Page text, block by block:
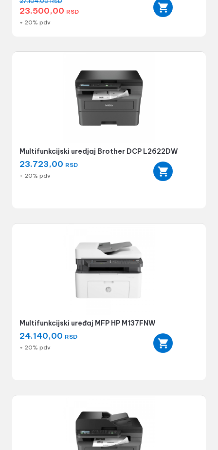
23.500,00 RSD
+ 20% pdv
Multifunkcijski uredjaj Brother DCP L2622DW
23.723,00 RSD
+ 20% pdv
Multifunkcijski uređaj MFP HP M137FNW
24.140,00 RSD
+ 20% pdv